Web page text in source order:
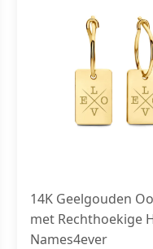
14K Geelgouden
met Rechthoekige
Names4ever